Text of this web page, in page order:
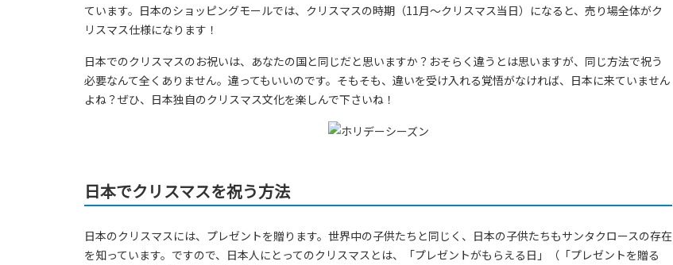
ています。日本のショッピングモールでは、クリスマスの時期（11月～クリスマス当日）になると、売り場全体がク
リスマス仕様になります！
日本でのクリスマスのお祝いは、あなたの国と同じだと思いますか？おそらく違うとは思いますが、同じ方法で祝う
必要なんて全くありません。違ってもいいのです。そもそも、違いを受け入れる覚悟がなければ、日本に来ていません
よね？ぜひ、日本独自のクリスマス文化を楽しんで下さいね！
日本でクリスマスを祝う方法
日本のクリスマスには、プレゼントを贈ります。世界中の子供たちと同じく、日本の子供たちもサンタクロースの存在
を知っています。ですので、日本人にとってのクリスマスとは、「プレゼントがもらえる日」（「プレゼントを贈る